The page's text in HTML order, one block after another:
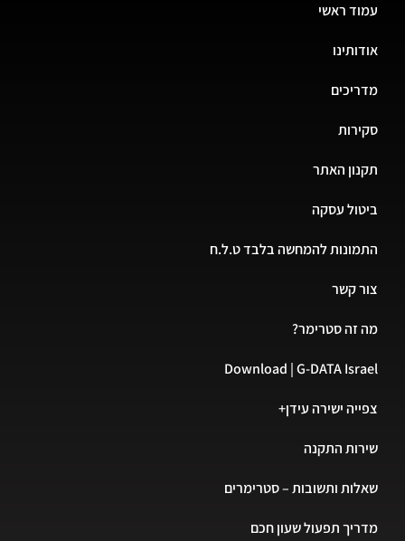
עמוד ראשי
אודותינו
מדריכים
סקירות
תקנון האתר
ביטול עסקה
התמונות להמחשה בלבד ט.ל.ח
צור קשר
מה זה סטרימר?
Download | G-DATA Israel
צפייה ישירה עידן+
שירות התקנה
שאלות ותשובות – סטרימרים
מדריך תפעול שעון חכם